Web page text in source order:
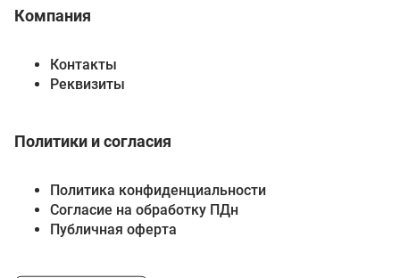
Компания
Контакты
Реквизиты
Политики и согласия
Политика конфиденциальности
Согласие на обработку ПДн
Публичная оферта